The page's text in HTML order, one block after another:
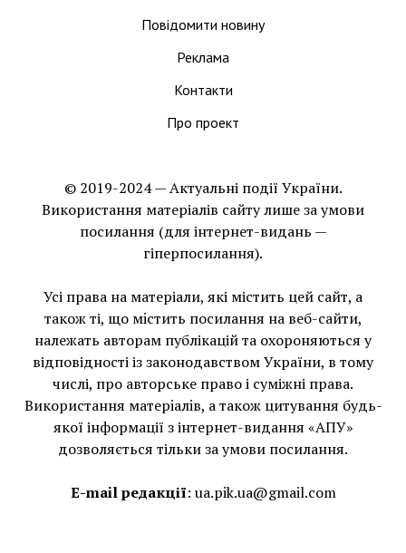
Повідомити новину
Реклама
Контакти
Про проект
© 2019-2024 — Актуальні події України.
Використання матеріалів сайту лише за умови
посилання (для інтернет-видань —
гіперпосилання).
Усі права на матеріали, які містить цей сайт, а
також ті, що мiстить посилання на веб-сайти,
належать авторам публікацій та охороняються у
відповідності із законодавством України, в тому
числі, про авторське право і суміжні права.
Використання матерiалiв, а також цитування будь-
якої інформації з інтернет-видання «АПУ»
дозволяється тільки за умови посилання.
E-mail редакції: ua.pik.ua@gmail.com